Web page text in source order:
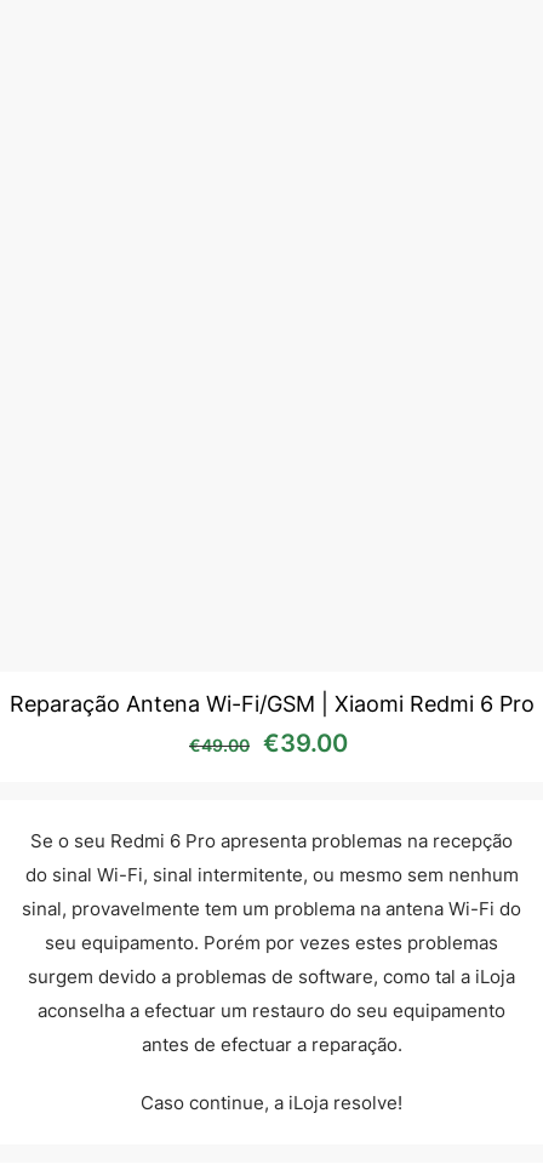
Reparação Antena Wi-Fi/GSM | Xiaomi Redmi 6 Pro
€49.00 O preço original era:
€39.00
Se o seu Redmi 6 Pro apresenta problemas na recepção
do sinal Wi-Fi, sinal intermitente, ou mesmo sem nenhum
sinal, provavelmente tem um problema na antena Wi-Fi do
seu equipamento. Porém por vezes estes problemas
surgem devido a problemas de software, como tal a iLoja
aconselha a efectuar um restauro do seu equipamento
antes de efectuar a reparação.
Caso continue, a iLoja resolve!